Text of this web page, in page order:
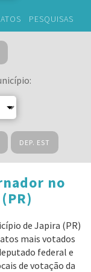
PESQUISAS
DEP. EST
no
de Japira (PR)
mais votados
federal e
de votação da